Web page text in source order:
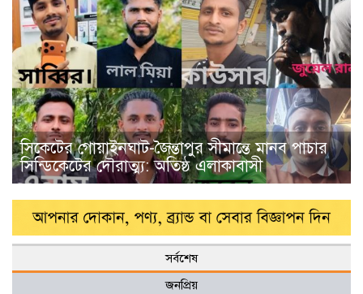
সিকেটের গোয়াইনঘাট-জৈন্তাপুর সীমান্তে মানব পাচার
সিন্ডিকেটের দৌরাত্ম্য: অতিষ্ঠ এলাকাবাসী
সর্বশেষ
জনপ্রিয়